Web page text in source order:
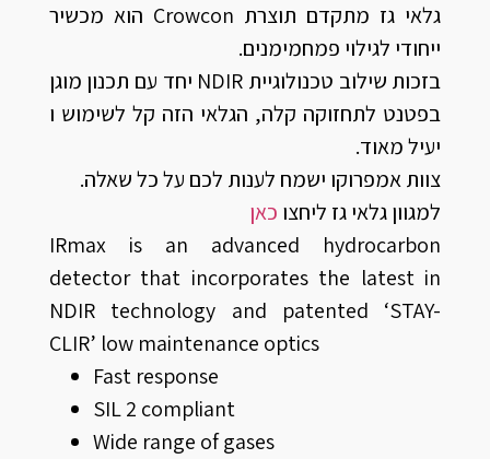
גלאי גז מתקדם תוצרת Crowcon הוא מכשיר
ייחודי לגילוי פמחמימנים.
בזכות שילוב טכנולוגיית NDIR יחד עם תכנון מוגן
בפטנט לתחזוקה קלה, הגלאי הזה קל לשימוש ו
יעיל מאוד.
צוות אמפרוקו ישמח לענות לכם על כל שאלה.
למגוון גלאי גז ליחצו כאן
IRmax is an advanced hydrocarbon
detector that incorporates the latest in
NDIR technology and patented ‘STAY-
CLIR’ low maintenance optics
Fast response
SIL 2 compliant
Wide range of gases